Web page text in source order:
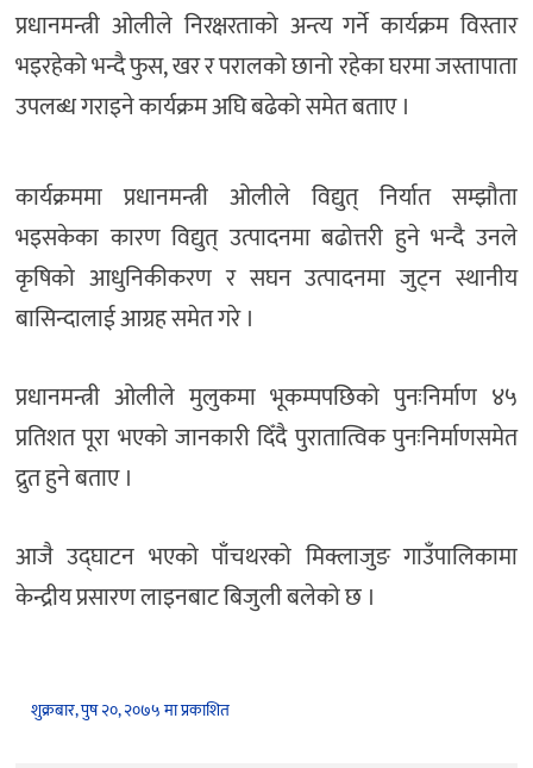
प्रधानमन्त्री ओलीले निरक्षरताको अन्त्य गर्ने कार्यक्रम विस्तार
भइरहेको भन्दै फुस, खर र परालको छानो रहेका घरमा जस्तापाता
उपलब्ध गराइने कार्यक्रम अघि बढेको समेत बताए ।
कार्यक्रममा प्रधानमन्त्री ओलीले विद्युत् निर्यात सम्झौता
भइसकेका कारण विद्युत् उत्पादनमा बढोत्तरी हुने भन्दै उनले
कृषिको आधुनिकीकरण र सघन उत्पादनमा जुट्न स्थानीय
बासिन्दालाई आग्रह समेत गरे ।
प्रधानमन्त्री ओलीले मुलुकमा भूकम्पपछिको पुनःनिर्माण ४५
प्रतिशत पूरा भएको जानकारी दिँदै पुरातात्विक पुनःनिर्माणसमेत
द्रुत हुने बताए ।
आजै उद्घाटन भएको पाँचथरको मिक्लाजुङ गाउँपालिकामा
केन्द्रीय प्रसारण लाइनबाट बिजुली बलेको छ ।
शुक्रबार, पुष २०, २०७५ मा प्रकाशित